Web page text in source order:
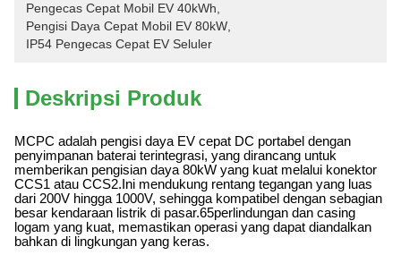
Pengecas Cepat Mobil EV 40kWh
Pengisi Daya Cepat Mobil EV 80kW
IP54 Pengecas Cepat EV Seluler
Deskripsi Produk
MCPC adalah pengisi daya EV cepat DC portabel dengan
penyimpanan baterai terintegrasi, yang dirancang untuk
memberikan pengisian daya 80kW yang kuat melalui konektor
CCS1 atau CCS2.Ini mendukung rentang tegangan yang luas
dari 200V hingga 1000V, sehingga kompatibel dengan sebagian
besar kendaraan listrik di pasar.65perlindungan dan casing
logam yang kuat, memastikan operasi yang dapat diandalkan
bahkan di lingkungan yang keras.